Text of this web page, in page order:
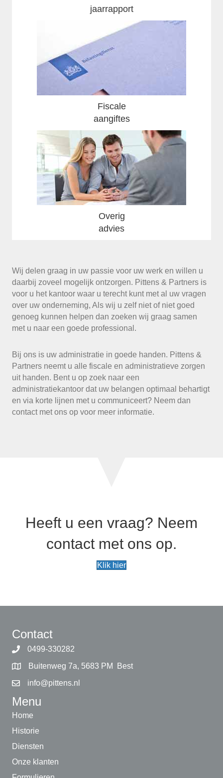
jaarrapport
Fiscale
aangiftes
Overig
advies
Wij delen graag in uw passie voor uw werk en willen u
daarbij zoveel mogelijk ontzorgen. Pittens & Partners is
voor u het kantoor waar u terecht kunt met al uw vragen
over uw onderneming, Als wij u zelf niet of niet goed
genoeg kunnen helpen dan zoeken wij graag samen
met u naar een goede professional.
Bij ons is uw administratie in goede handen. Pittens &
Partners neemt u alle fiscale en administratieve zorgen
uit handen. Bent u op zoek naar een
administratiekantoor dat uw belangen optimaal behartigt
en via korte lijnen met u communiceert? Neem dan
contact met ons op voor meer informatie.
Heeft u een vraag? Neem
contact met ons op.
Klik hier
Contact
0499-330282
Buitenweg 7a, 5683 PM Best
info@pittens.nl
Menu
Home
Historie
Diensten
Onze klanten